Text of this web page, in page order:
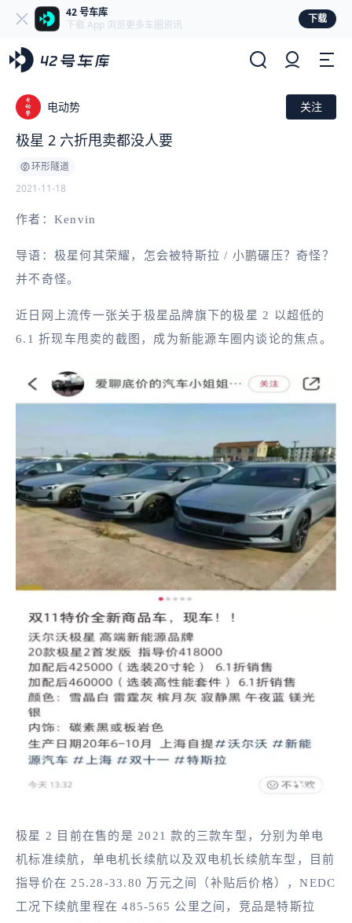
42 号车库
下载 App 浏览更多车圈资讯
下载
电动势 关注
极星 2 六折甩卖都没人要
环形隧道
2021-11-18
作者：Kenvin
导语：极星何其荣耀，怎会被特斯拉 / 小鹏碾压？奇怪？
并不奇怪。
近日网上流传一张关于极星品牌旗下的极星 2 以超低的
6.1 折现车甩卖的截图，成为新能源车圈内谈论的焦点。
极星 2 目前在售的是 2021 款的三款车型，分别为单电
机标准续航，单电机长续航以及双电机长续航车型，目前
指导价在 25.28-33.80 万元之间（补贴后价格），NEDC
工况下续航里程在 485-565 公里之间，竞品是特斯拉